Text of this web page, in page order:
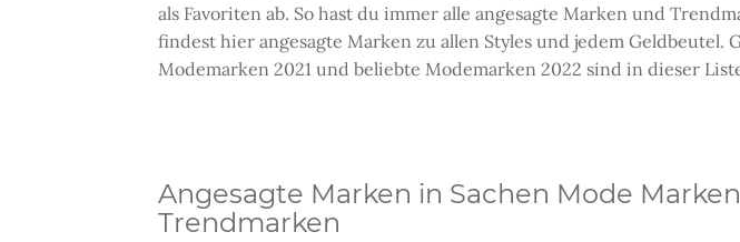
als Favoriten ab. So hast du immer alle angesagte Marken und
findest hier angesagte Marken zu allen Styles und jedem Geldbeutel.
Modemarken 2021 und beliebte Modemarken 2022 sind in dieser
Angesagte Marken in Sachen Mode
Trendmarken